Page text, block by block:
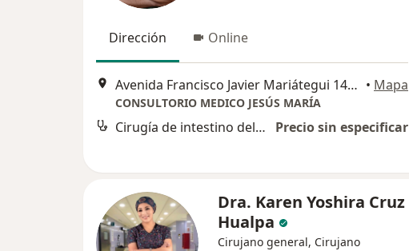
Dirección Online
Avenida Francisco Javier Mariátegui 1418, Jesús María • Mapa
CONSULTORIO MEDICO JESÚS MARÍA
Cirugía de intestino delgado Precio sin especificar
Dra. Karen Yoshira Cruz
Hualpa
Cirujano general, Cirujano